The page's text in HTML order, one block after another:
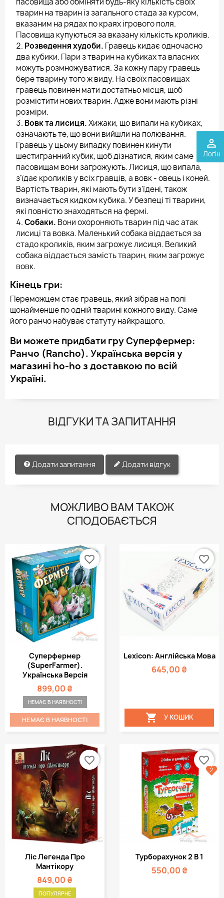
perm_identity
Логін
тварин на тварин із загального стада за курсом,
вказаним на рядах по краях ігрового поля.
Пасовища купуються за вказану кількість кроликів.
Розведення худоби. Гравець кидає одночасно
два кубики. Пари з тварин на кубиках та власних
можуть розмножуватися. За кожну пару гравець
бере тварину того ж виду. На своїх пасовищах
гравець повинен мати достатньо місця, щоб
розмістити нових тварин. Адже вони мають різні
розміри.
Вовк та лисиця.Хижаки, що випали на кубиках,
означають те, що вони вийшли на полювання.
Гравець у цьому випадку повинен кинути
шестигранний кубик, щоб дізнатися, яким саме
пасовищам вони загрожують. Лисиця, що випала,
з'їдає кроликів у всіх гравців, а вовк - овець і коней.
Вартість тварин, які мають бути з'їдені, також
визначається кидком кубика. У безпеці ті тварини,
які повністю знаходяться на фермі.
Собаки. Вони охороняють тварин під час атак
лисиці та вовка. Маленький собака віддається за
стадо кроликів, яким загрожує лисиця. Великий
собака віддається замість тварин, яким загрожує
вовк.
Кінець гри:
Переможцем стає гравець, який зібрав на полі
щонайменше по одній тварині кожного виду. Саме
його ранчо набуває статуту найкращого.
Ви можете придбати гру Суперфермер:
Ранчо (Rancho). Українська версія у
магазині ho-ho з доставкою по всій
Україні.
ВІДГУКИ ТА ЗАПИТАННЯ
Додати запитання Додати відгук
МОЖЛИВО ВАМ ТАКОЖ
СПОДОБАЄТЬСЯ
Суперфермер
(SuperFarmer).
Українська Версія
899,00 ₴
НЕМАЄ В НАЯВНОСТІ
НЕМАЄ В НАЯВНОСТІ
favorite_border
Lexicon: Англійська Мова
645,00 ₴
 У КОШИК
favorite_border
Ліс Легенда Про
Мантікору
849,00 ₴
ПОПУЛЯРНЕ
favorite_border
Турборахунок 2 В 1
550,00 ₴
favorite_border
2